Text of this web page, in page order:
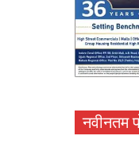
नवीनतम